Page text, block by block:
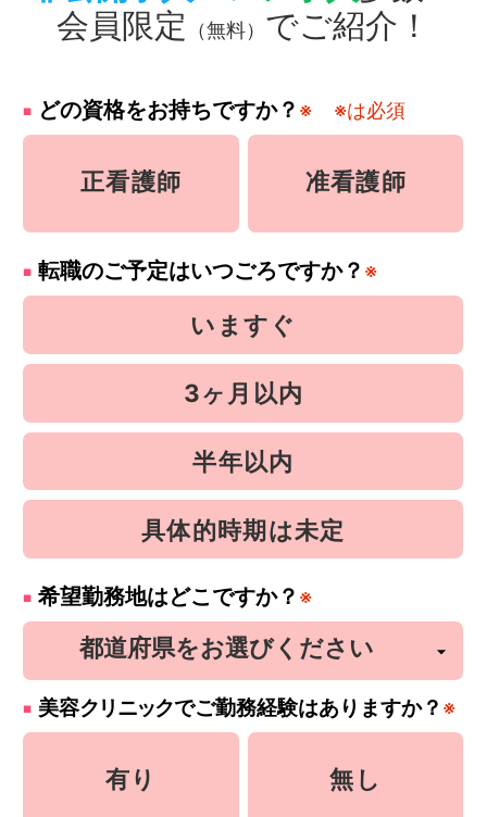
会員限定
（無料） でご紹介！
どの資格をお持ちですか？ ※ ※は必須
正看護師 准看護師
転職のご予定はいつごろですか？ ※
いますぐ
3ヶ月以内
半年以内
具体的時期は未定
希望勤務地はどこですか？ ※
美容クリニックでご勤務経験はありますか？ ※
有り 無し